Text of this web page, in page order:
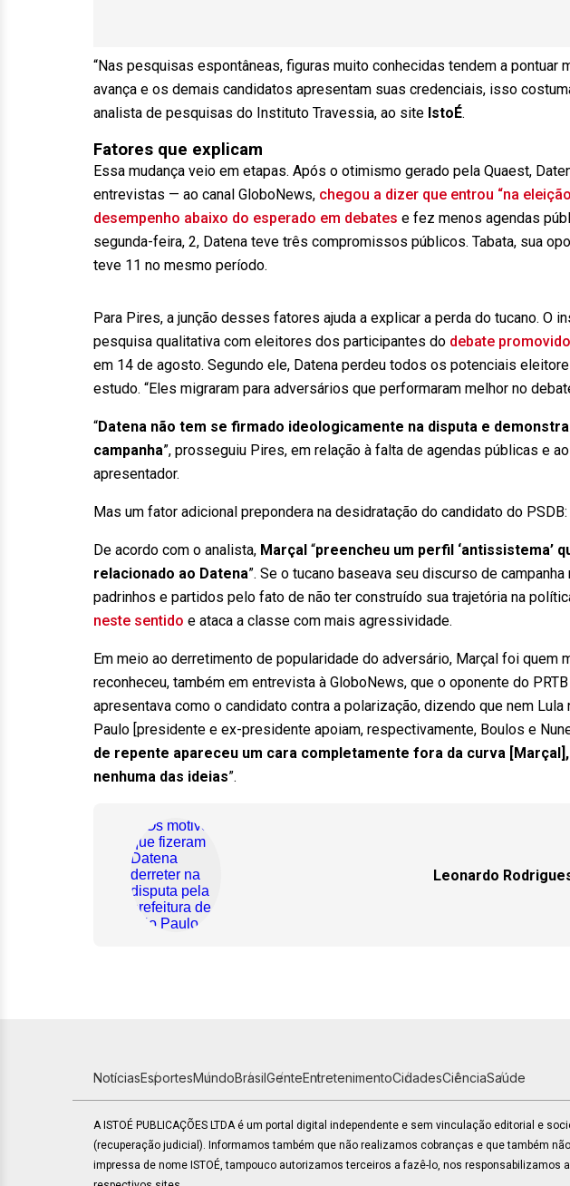
“Nas pesquisas espontâneas, figuras muito conhecidas tendem a pontuar
avança e os demais candidatos apresentam suas credenciais, isso
analista de pesquisas do Instituto Travessia, ao site IstoÉ.
Fatores que explicam
Essa mudança veio em etapas. Após o otimismo gerado pela Quaest,
entrevistas — ao canal GloboNews, chegou a dizer que entrou “na
desempenho abaixo do esperado em debates e fez menos agendas
segunda-feira, 2, Datena teve três compromissos públicos. Tabata, sua
teve 11 no mesmo período.
Para Pires, a junção desses fatores ajuda a explicar a perda do tucano. O
pesquisa qualitativa com eleitores dos participantes do debate
em 14 de agosto. Segundo ele, Datena perdeu todos os potenciais
estudo. “Eles migraram para adversários que performaram melhor no
“Datena não tem se firmado ideologicamente na disputa e
campanha”, prosseguiu Pires, em relação à falta de agendas públicas e
apresentador.
Mas um fator adicional prepondera na desidratação do candidato do
De acordo com o analista, Marçal “preencheu um perfil ‘antissistema’
relacionado ao Datena”. Se o tucano baseava seu discurso de
padrinhos e partidos pelo fato de não ter construído sua trajetória na
neste sentido e ataca a classe com mais agressividade.
Em meio ao derretimento de popularidade do adversário, Marçal foi quem
reconheceu, também em entrevista à GloboNews, que o oponente do
apresentava como o candidato contra a polarização, dizendo que nem
Paulo [presidente e ex-presidente apoiam, respectivamente, Boulos e
de repente apareceu um cara completamente fora da curva
nenhuma das ideias”.
Leonardo
NotíciasEsportesMundoBrasilGenteEntretenimentoCidadesCiênciaSaúde
A ISTOÉ PUBLICAÇÕES LTDA é um portal digital independente e sem vinculação editorial e
(recuperação judicial). Informamos também que não realizamos cobranças e que também
impressa de nome ISTOÉ, tampouco autorizamos terceiros a fazê-lo, nos responsabilizamos